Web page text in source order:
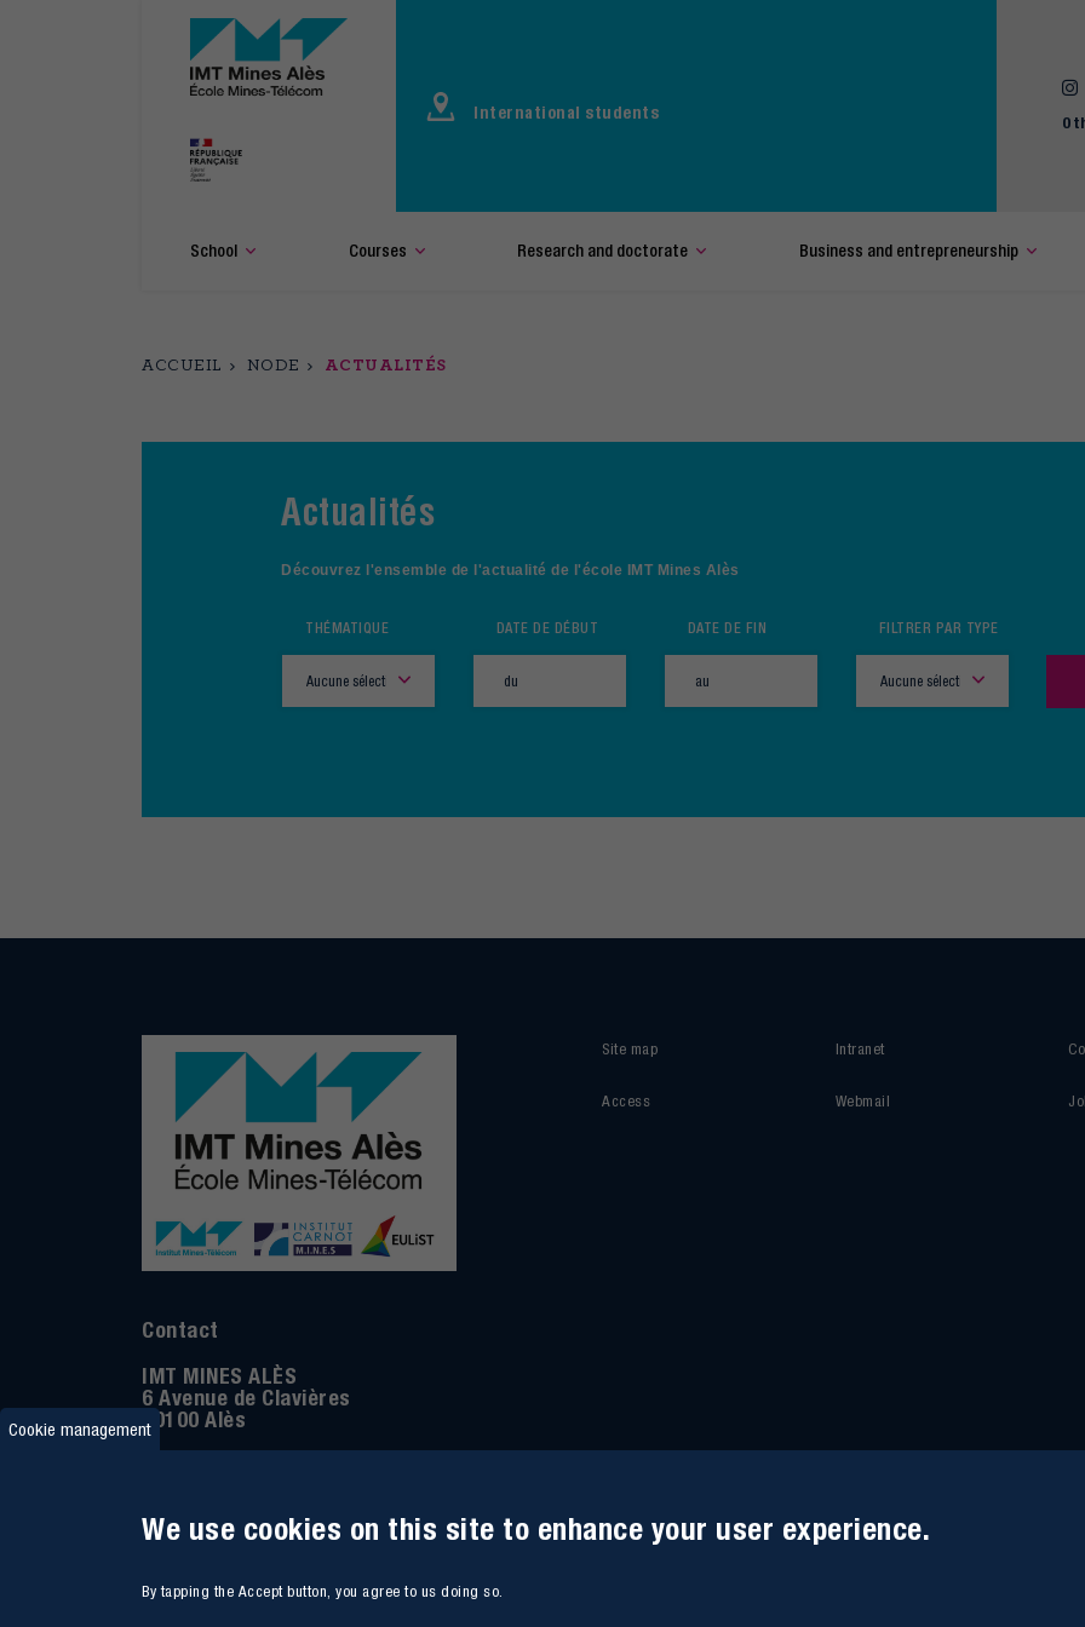
International students
School Courses Research and doctorate Business and entrepreneurship
ACCUEIL NODE ACTUALITÉS
Actualités
Découvrez l'ensemble de l'actualité de l'école IMT Mines Alès
THÉMATIQUE
Aucune sélection
DATE DE DÉBUT DATE DE FIN FILTRER PAR TYPE
Aucune sélection
Contact
IMT MINES ALÈS
6 Avenue de Clavières
30100 Alès
Site map
Access
Intranet
Webmail
Cookie management
We use cookies on this site to enhance your user experience.
By tapping the Accept button, you agree to us doing so.